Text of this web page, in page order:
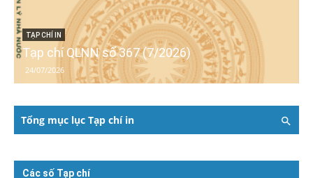
TẠP CHÍ IN
Tạp chí QLNN số 367 (7/2026)
24/07/2026
Tổng mục lục Tạp chí in
Các số Tạp chí